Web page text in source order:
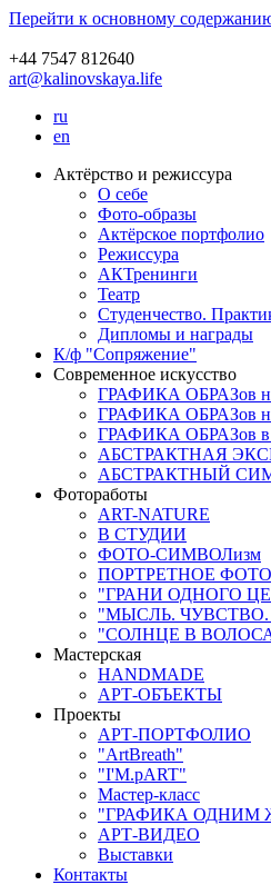
Перейти к основному
+44 7547 812640
art@kalinovskaya.life
ru
en
Актёрство и режиссура
О себе
Фото-образы
Актёрское портфолио
Режиссура
АКТренинги
Театр
Студенчество.
Дипломы и награды
К/ф "Сопряжение"
Современное искусство
ГРАФИКА ОБРАЗов
ГРАФИКА ОБРАЗов
ГРАФИКА ОБРАЗов в
АБСТРАКТНАЯ
АБСТРАКТНЫЙ
Фотоработы
ART-NATURE
В СТУДИИ
ФОТО-СИМВОЛизм
ПОРТРЕТНОЕ ФОТО
"ГРАНИ ОДНОГО
"МЫСЛЬ. ЧУВСТВО.
"СОЛНЦЕ В
Мастерская
HANDMADE
АРТ-ОБЪЕКТЫ
Проекты
АРТ-ПОРТФОЛИО
"ArtBreath"
"I'M.pART"
Мастер-класс
"ГРАФИКА ОДНИМ
АРТ-ВИДЕО
Выставки
Контакты